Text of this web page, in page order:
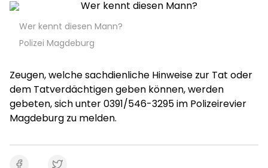
Wer kennt diesen Mann?
Polizei Magdeburg
Zeugen, welche sachdienliche Hinweise zur Tat oder
dem Tatverdächtigen geben können, werden
gebeten, sich unter 0391/546-3295 im Polizeirevier
Magdeburg zu melden.